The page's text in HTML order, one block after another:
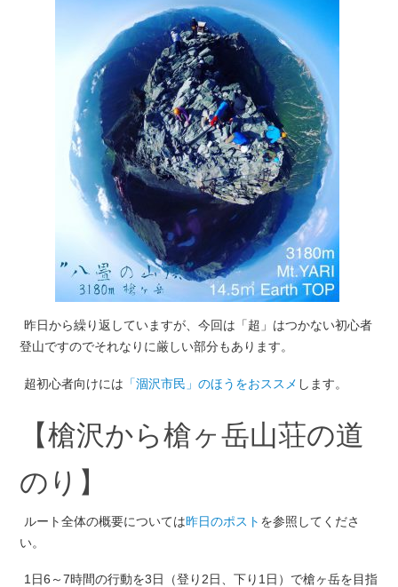
昨日から繰り返していますが、今回は「超」はつかない初心者
登山ですのでそれなりに厳しい部分もあります。
超初心者向けには 「涸沢市民」のほうをおススメ します。
【槍沢から槍ヶ岳山荘の道
のり】
ルート全体の概要については昨日のポスト を参照してくださ
い。
1日6～7時間の行動を3日（登り2日、下り1日）で槍ヶ岳を目指